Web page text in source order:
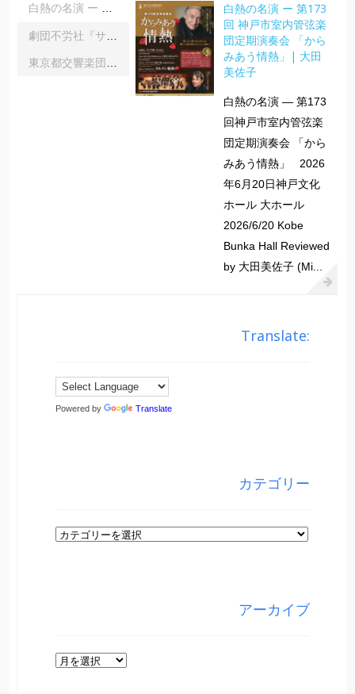
白熱の名演 ー 第173回 神戸市室内管弦楽団定期演奏会 「からみあう情熱」| 大田美佐子
白熱の名演 ー 第173
回 神戸市室内管弦楽
団定期演奏会 「から
みあう情熱」| 大田
美佐子
白熱の名演 ― 第173
回神戸市室内管弦楽
団定期演奏会 「から
みあう情熱」 2026
年6月20日神戸文化
ホール 大ホール
2026/6/20 Kobe
Bunka Hall Reviewed
by 大田美佐子 (Mi...
Translate:
Powered by Translate
カテゴリー
カ
アーカイブ
ア